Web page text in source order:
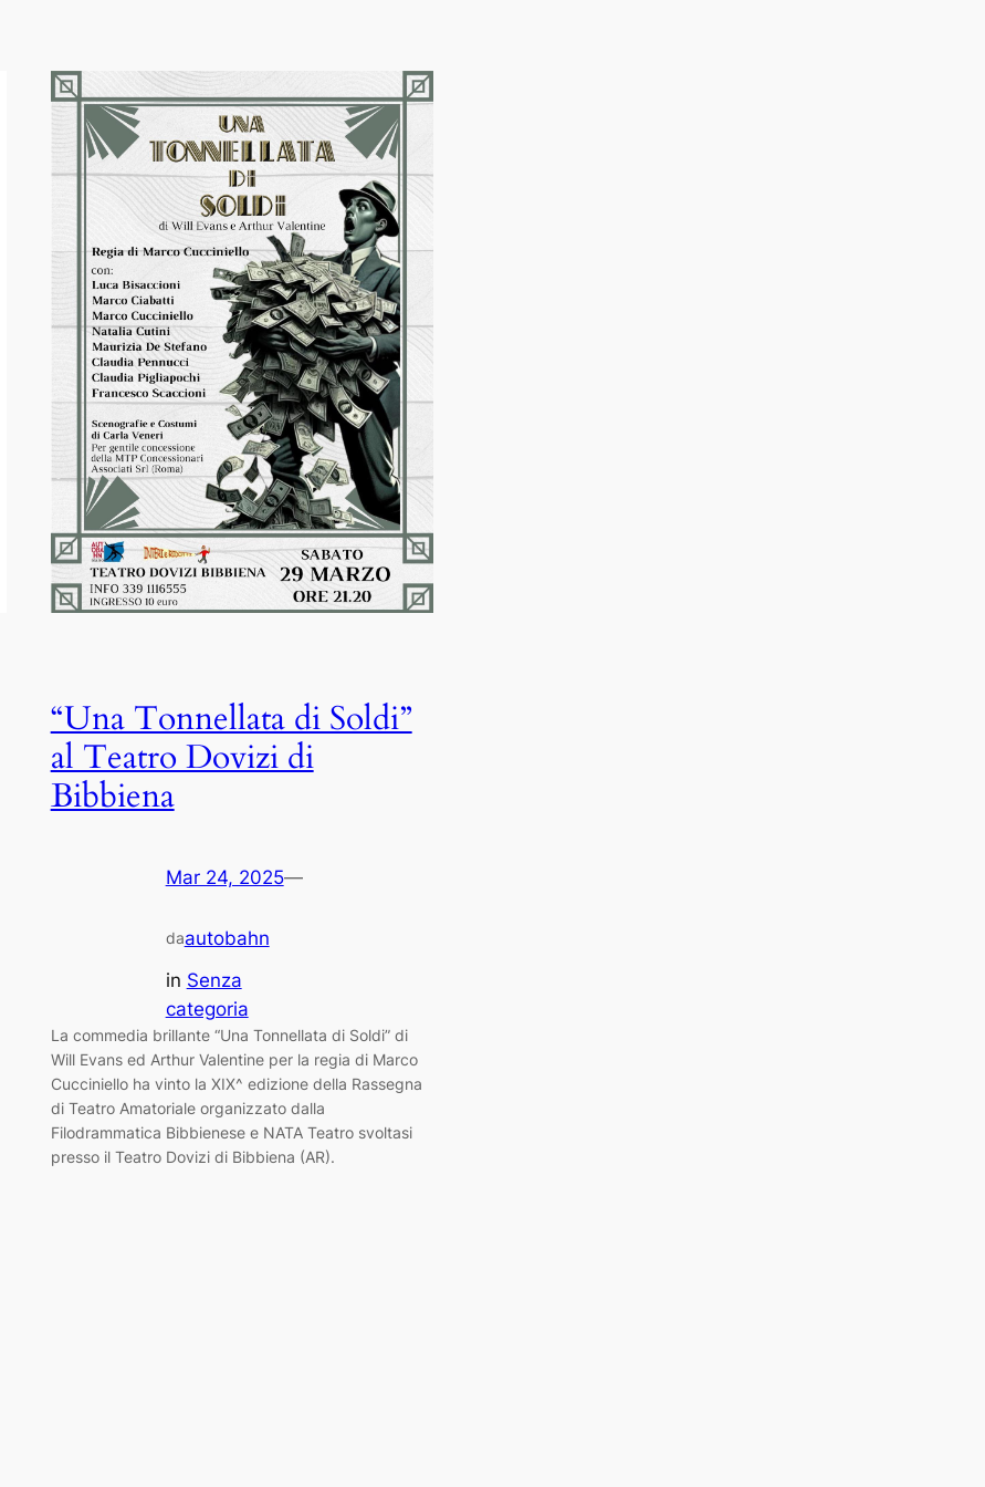
“Una Tonnellata di Soldi”
al Teatro Dovizi di
Bibbiena
Mar 24, 2025—
daautobahn
in Senza
categoria
La commedia brillante “Una Tonnellata di Soldi” di
Will Evans ed Arthur Valentine per la regia di Marco
Cucciniello ha vinto la XIX^ edizione della Rassegna
di Teatro Amatoriale organizzato dalla
Filodrammatica Bibbienese e NATA Teatro svoltasi
presso il Teatro Dovizi di Bibbiena (AR).